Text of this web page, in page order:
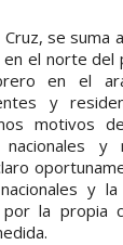
se suma
el norte del
en el
y
motivos de
y
y
por la propia